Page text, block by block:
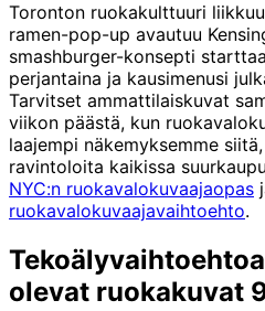
Toronton ruokakulttuuri
ramen-pop-up avautuu
smashburger-konsepti
perjantaina ja kausimenusi
Tarvitset ammattilaiskuvat
viikon päästä, kun
laajempi näkemyksemme
ravintoloita kaikissa
NYC:n ruokavalokuvaajaopas
ruokavalokuvaajavaihtoehto.
olevat ruokakuvat